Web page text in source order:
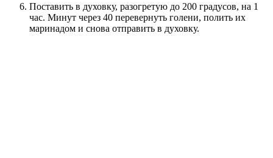
Поставить в духовку, разогретую до 200 градусов, на 1
час. Минут через 40 перевернуть голени, полить их
маринадом и снова отправить в духовку.